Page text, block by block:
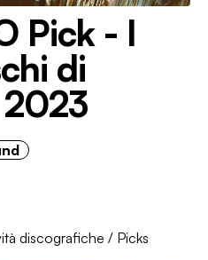
Pick - I
di
discografiche / Picks